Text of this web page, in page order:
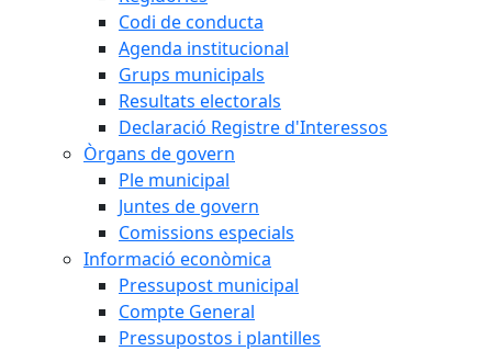
Codi de conducta
Agenda institucional
Grups municipals
Resultats electorals
Declaració Registre d'Interessos
Òrgans de govern
Ple municipal
Juntes de govern
Comissions especials
Informació econòmica
Pressupost municipal
Compte General
Pressupostos i plantilles